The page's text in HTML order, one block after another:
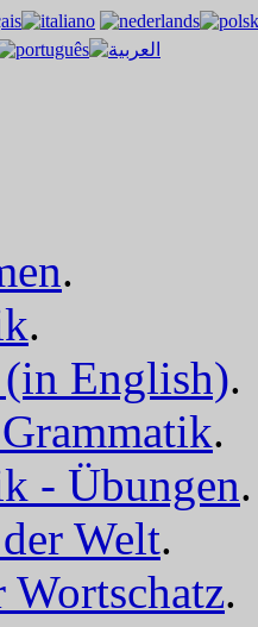
.
.
English).
.
- Übungen.
Welt.
Wortschatz.